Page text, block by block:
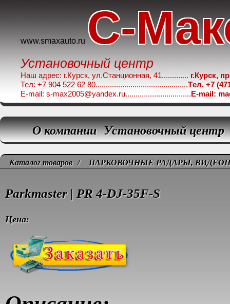
www.smaxauto.ru C-
Установочный центр
Наш адрес: г.Курск, ул.Станционная, 41............. г.Курск,
Тел: +7 904 522 62 80.............................................Tел. +7
E-mail: s-max2005@yandex.ru................................E-mail:
О компании Установочный центр
Каталог товаров / ПАРКОВОЧНЫЕ РАДАРЫ,
Parkmaster | PR 4-DJ-35F-S
Цена: